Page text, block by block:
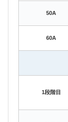
50A
60A
1段階目